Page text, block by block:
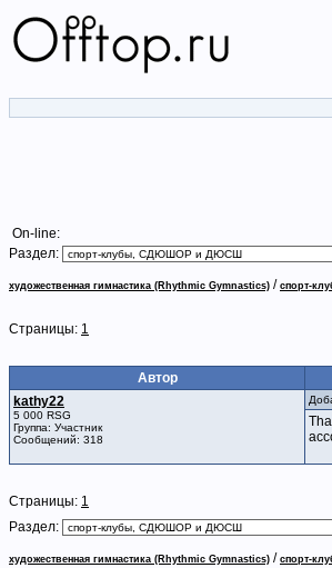
On-line:
Раздел:
художественная гимнастика (Rhythmic Gymnastics) / спорт-
Страницы: 1
Автор
kathy22
5 000 RSG
Группа: Участник
Сообщений: 318
Страницы: 1
Раздел:
художественная гимнастика (Rhythmic Gymnastics) / спорт-